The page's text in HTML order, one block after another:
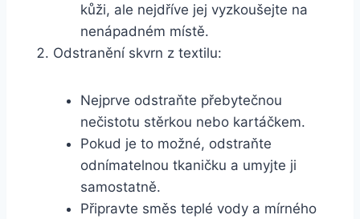
kůži, ale‍ nejdříve jej ⁤vyzkoušejte na⁤
nenápadném místě.
Odstranění skvrn z ​textilu:
Nejprve ​odstraňte přebytečnou
nečistotu stěrkou ⁢nebo kartáčkem.
Pokud je to možné, odstraňte
odnímatelnou tkaničku a ⁤umyjte ji
samostatně.
Připravte směs⁤ teplé vody⁣ a ‍mírného